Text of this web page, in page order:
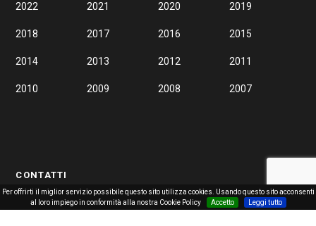
Per offrirti il miglior servizio possibile questo sito utilizza cookies. Usando questo sito acconsenti
al loro impiego in conformità alla nostra Cookie Policy
Accetto Leggi tutto
2022 2021 2020 2019
2018 2017 2016 2015
2014 2013 2012 2011
2010 2009 2008 2007
CONTATTI